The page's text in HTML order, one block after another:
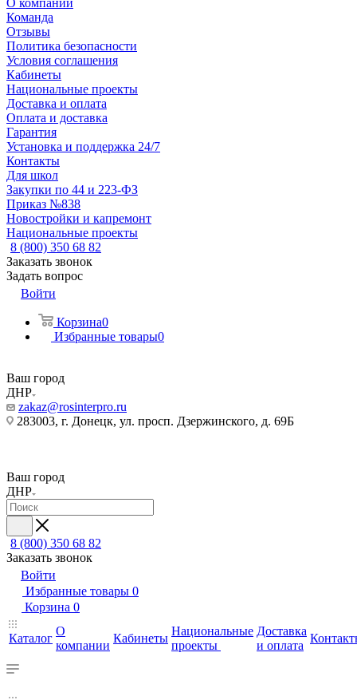
О компании
Команда
Отзывы
Политика безопасности
Условия соглашения
Кабинеты
Национальные проекты
Доставка и оплата
Оплата и доставка
Гарантия
Установка и поддержка 24/7
Контакты
Для школ
Закупки по 44 и 223-ФЗ
Приказ №838
Новостройки и капремонт
Национальные проекты
8 (800) 350 68 82
Заказать звонок
Задать вопрос
Войти
Корзина0
Избранные товары0
Ваш город
ДНР
zakaz@rosinterpro.ru
283003, г. Донецк, ул. просп. Дзержинского, д. 69Б
Ваш город
ДНР
8 (800) 350 68 82
Заказать звонок
Войти
Избранные товары 0
Корзина 0
Каталог
О
компании
Кабинеты
Национальные
проекты
Доставка
и оплата